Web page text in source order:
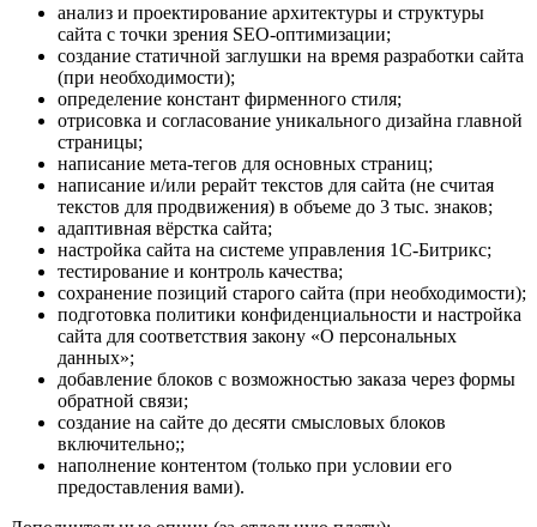
анализ и проектирование архитектуры и структуры
сайта с точки зрения SEO-оптимизации;
создание статичной заглушки на время разработки сайта
(при необходимости);
определение констант фирменного стиля;
отрисовка и согласование уникального дизайна главной
страницы;
написание мета-тегов для основных страниц;
написание и/или рерайт текстов для сайта (не считая
текстов для продвижения) в объеме до 3 тыс. знаков;
адаптивная вёрстка сайта;
настройка сайта на системе управления 1С-Битрикс;
тестирование и контроль качества;
сохранение позиций старого сайта (при необходимости);
подготовка политики конфиденциальности и настройка
сайта для соответствия закону «О персональных
данных»;
добавление блоков с возможностью заказа через формы
обратной связи;
создание на сайте до десяти смысловых блоков
включительно;;
наполнение контентом (только при условии его
предоставления вами).